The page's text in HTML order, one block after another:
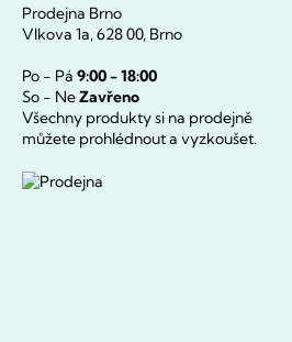
Prodejna Brno
Vlkova 1a, 628 00, Brno
Po - Pá 9:00 - 18:00
So - NeZavřeno
Všechny produkty si na prodejně
můžete prohlédnout a vyzkoušet.